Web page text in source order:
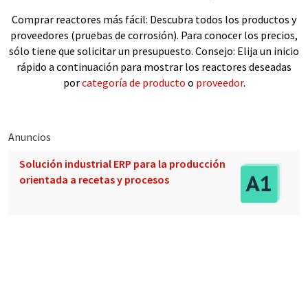
Comprar reactores más fácil: Descubra todos los productos y
proveedores (pruebas de corrosión). Para conocer los precios,
sólo tiene que solicitar un presupuesto. Consejo: Elija un inicio
rápido a continuación para mostrar los reactores deseadas
porcategoría de producto o proveedor.
Anuncios
Solución industrial ERP para la producción
orientada a recetas y procesos